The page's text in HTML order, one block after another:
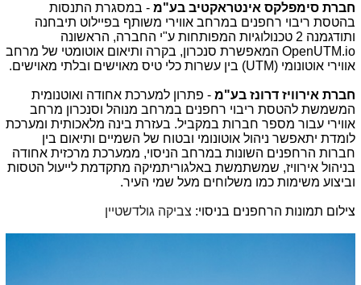
חברת סימפלקס אינטראקטיב בע"מ - במסגרת התנסות
בהטסת ריבוי רחפנים במרחב אווירי משותף בפיילוט תיבחנה
ותודגמנה 2 טכנולוגיות המפותחות ע"י החברה, הראשונה
OpenUTM.io המאפשרת סנכרון, בקרה ותיאום אוטומטי של מרחב
אווירי אוטונומי (UTM) בין עשרות כלי טיס מאוישים ובלתי מאוישים.
חברת אירוויז דרונז בע"מ - פתרון למערכת אחודה ואוטנומית
המשמשת להטסת ריבוי רחפנים במרחב מנוהל וסנכרון מרחב
אווירי עבור מספר חברות במקביל. בעזרת בינה מלאכותית ומערכת
לומדת יתאפשר ניהול אוטונומי ובטוח של השמיים ותיאום בין
חברות הרחפנים השונות במרחב הניסוי, ממערכת מרכזית אחודה
בניהול אירוויז, שמשתמשת באלגוריתמיקה מתקדמת לייעול הטסות
וביצוע משימות כמו משלוחים מעל שמי העיר.
צילום תמונות הרחפנים בניסוי: צביקה גולדשטיין